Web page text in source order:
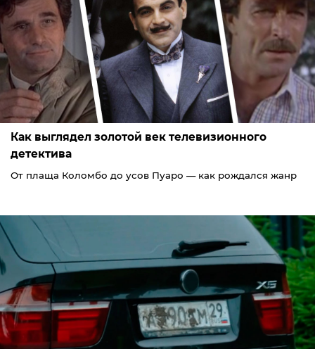
Как выглядел золотой век телевизионного
детектива
От плаща Коломбо до усов Пуаро — как рождался жанр